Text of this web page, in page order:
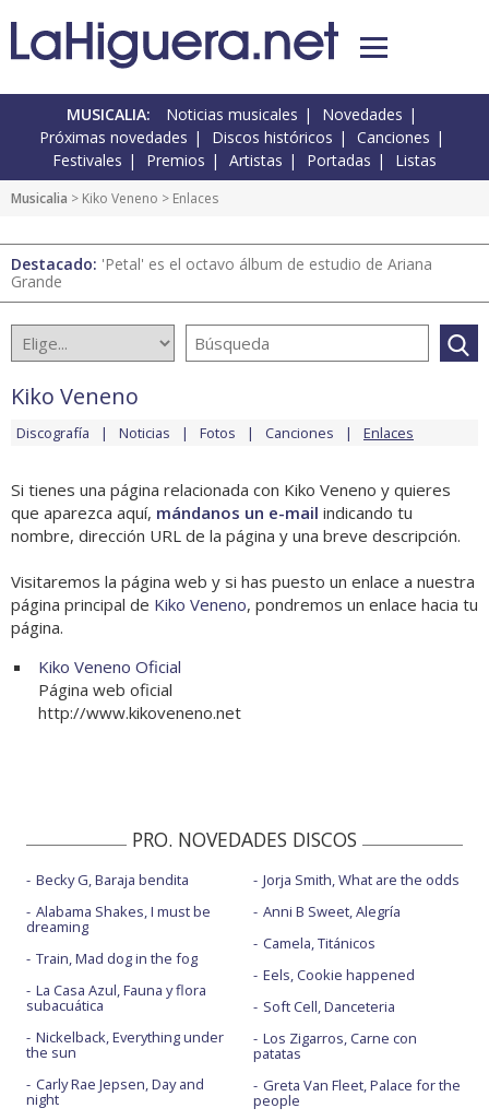
MUSICALIA: Noticias musicales
Novedades
Próximas novedades
Discos históricos
Canciones
Festivales
Premios Artistas Portadas Listas
Musicalia > Kiko Veneno > Enlaces
Destacado: 'Petal' es el octavo álbum de estudio de Ariana
Grande
Kiko Veneno
Discografía Noticias Fotos Canciones Enlaces
Si tienes una página relacionada con Kiko Veneno y quieres
que aparezca aquí, mándanos un e-mail indicando tu
nombre, dirección URL de la página y una breve descripción.
Visitaremos la página web y si has puesto un enlace a nuestra
página principal de Kiko Veneno, pondremos un enlace hacia tu
página.
Kiko Veneno Oficial
Página web oficial
http://www.kikoveneno.net
PRO. NOVEDADES DISCOS
Becky G, Baraja bendita
Alabama Shakes, I must be
dreaming
Train, Mad dog in the fog
La Casa Azul, Fauna y flora
subacuática
Nickelback, Everything under
the sun
Carly Rae Jepsen, Day and
night
Jorja Smith, What are the odds
Anni B Sweet, Alegría
Camela, Titánicos
Eels, Cookie happened
Soft Cell, Danceteria
Los Zigarros, Carne con
patatas
Greta Van Fleet, Palace for the
people